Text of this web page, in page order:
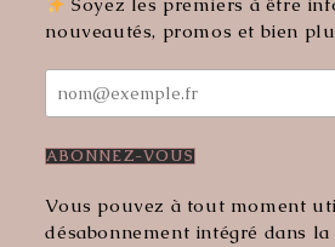
nouveautés, promos et bien
Vous pouvez à tout moment
désabonnement intégré dans la